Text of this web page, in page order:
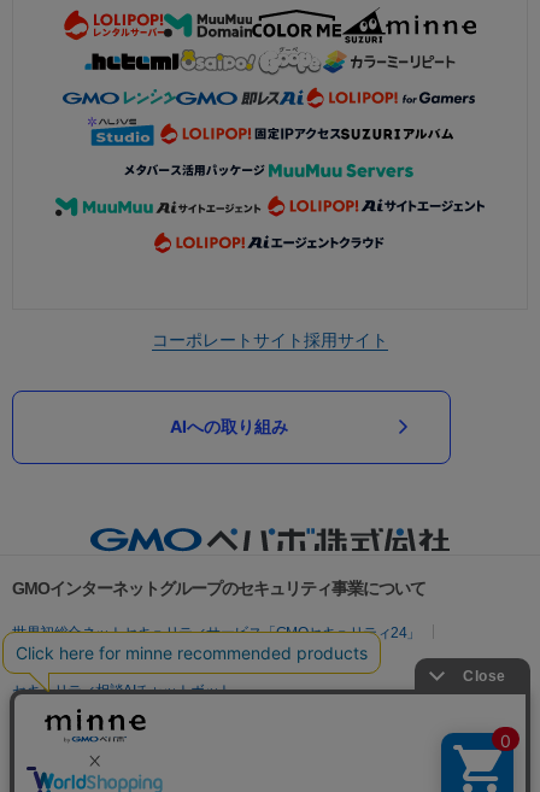
コーポレートサイト採用サイト
AIへの取り組み
GMOインターネットグループのセキュリティ事業について
世界初総合ネットセキュリティサービス「GMOセキュリティ24」
パスワード漏洩診断
Webサイトリスク診断
セキュリティ相談AIチャットボット
実在証明・盗聴対策
サイバー攻撃対策（GMO Flatt Security）